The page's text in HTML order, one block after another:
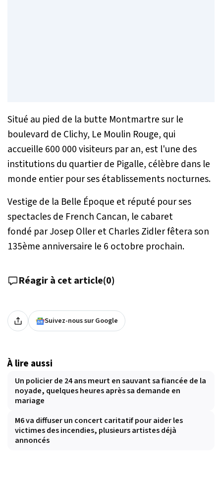
Situé au pied de la butte Montmartre sur le
boulevard de Clichy, Le Moulin Rouge, qui
accueille 600 000 visiteurs par an, est l'une des
institutions du quartier de Pigalle, célèbre dans le
monde entier pour ses établissements nocturnes.
Vestige de la Belle Époque et réputé pour ses
spectacles de French Cancan, le cabaret
fondé par Josep Oller et Charles Zidler fêtera son
135ème anniversaire le 6 octobre prochain.
Réagir à cet article(0)
Suivez-nous sur Google
À lire aussi
Un policier de 24 ans meurt en sauvant sa fiancée de la
noyade, quelques heures après sa demande en
mariage
M6 va diffuser un concert caritatif pour aider les
victimes des incendies, plusieurs artistes déjà
annoncés